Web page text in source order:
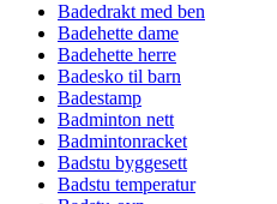
Badedrakt med ben
Badehette dame
Badehette herre
Badesko til barn
Badestamp
Badminton nett
Badmintonracket
Badstu byggesett
Badstu temperatur